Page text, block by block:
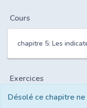
Cours
chapitre 5: Les
Exercices
Désolé ce chapitre